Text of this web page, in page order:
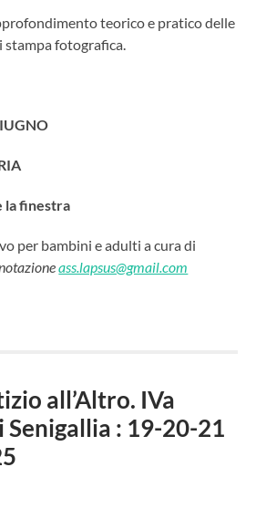
teorico e pratico delle
stampa fotografica.
la finestra
per bambini e adulti a cura di
ass.lapsus@gmail.com
all’Altro. IVa
Senigallia : 19-20-21